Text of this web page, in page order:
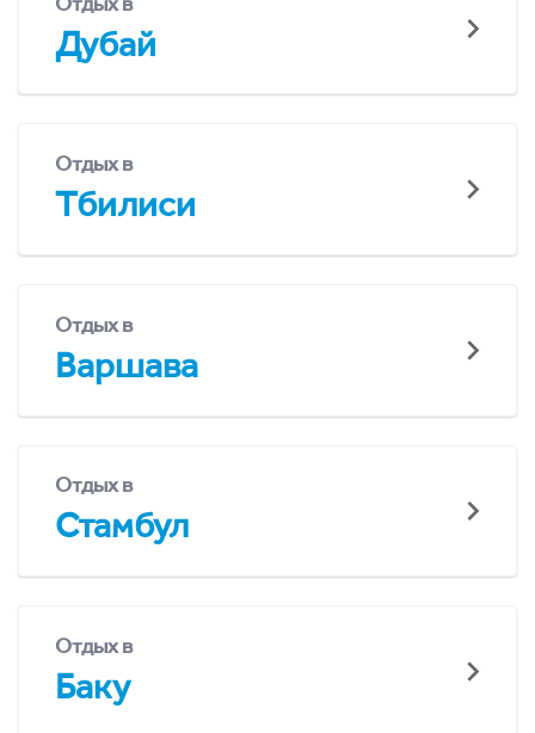
Дубай
Отдых в
Тбилиси
Отдых в
Варшава
Отдых в
Стамбул
Отдых в
Баку